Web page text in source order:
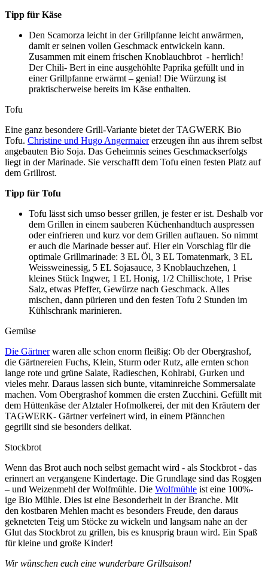
Tipp für Käse
Den Scamorza leicht in der Grillpfanne leicht anwärmen,
damit er seinen vollen Geschmack entwickeln kann.
Zusammen mit einem frischen Knoblauchbrot - herrlich!
Der Chili- Bert in eine ausgehöhlte Paprika gefüllt und in
einer Grillpfanne erwärmt – genial! Die Würzung ist
praktischerweise bereits im Käse enthalten.
Tofu
Eine ganz besondere Grill-Variante bietet der TAGWERK Bio
Tofu. Christine und Hugo Angermaiererzeugen ihn aus ihrem selbst
angebauten Bio Soja. Das Geheimnis seines Geschmackserfolgs
liegt in der Marinade. Sie verschafft dem Tofu einen festen Platz auf
dem Grillrost.
Tipp für Tofu
Tofu lässt sich umso besser grillen, je fester er ist. Deshalb vor
dem Grillen in einem sauberen Küchenhandtuch auspressen
oder einfrieren und kurz vor dem Grillen auftauen. So nimmt
er auch die Marinade besser auf. Hier ein Vorschlag für die
optimale Grillmarinade: 3 EL Öl, 3 EL Tomatenmark, 3 EL
Weissweinessig, 5 EL Sojasauce, 3 Knoblauchzehen, 1
kleines Stück Ingwer, 1 EL Honig, 1/2 Chillischote, 1 Prise
Salz, etwas Pfeffer, Gewürze nach Geschmack. Alles
mischen, dann pürieren und den festen Tofu 2 Stunden im
Kühlschrank marinieren.
Gemüse
Die Gärtnerwaren alle schon enorm fleißig: Ob der Obergrashof,
die Gärtnereien Fuchs, Klein, Sturm oder Rutz, alle ernten schon
lange rote und grüne Salate, Radieschen, Kohlrabi, Gurken und
vieles mehr. Daraus lassen sich bunte, vitaminreiche Sommersalate
machen. Vom Obergrashof kommen die ersten Zucchini. Gefüllt mit
dem Hüttenkäse der Alztaler Hofmolkerei, der mit den Kräutern der
TAGWERK- Gärtner verfeinert wird, in einem Pfännchen
gegrillt sind sie besonders delikat.
Stockbrot
Wenn das Brot auch noch selbst gemacht wird - als Stockbrot - das
erinnert an vergangene Kindertage. Die Grundlage sind das Roggen
– und Weizenmehl der Wolfmühle. Die Wolfmühle ist eine 100%-
ige Bio Mühle. Dies ist eine Besonderheit in der Branche. Mit
den kostbaren Mehlen macht es besonders Freude, den daraus
gekneteten Teig um Stöcke zu wickeln und langsam nahe an der
Glut das Stockbrot zu grillen, bis es knusprig braun wird. Ein Spaß
für kleine und große Kinder!
Wir wünschen euch eine wunderbare Grillsaison!